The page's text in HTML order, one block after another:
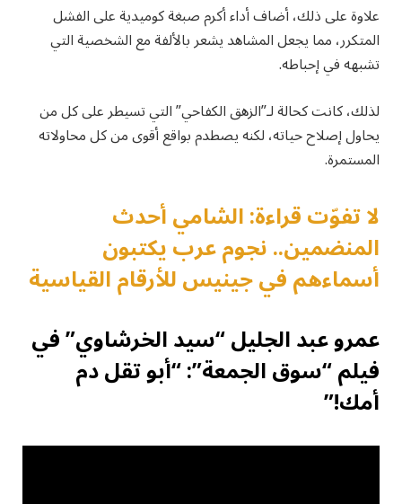
علاوة على ذلك، أضاف أداء أكرم صبغة كوميدية على الفشل
المتكرر، مما يجعل المشاهد يشعر بالألفة مع الشخصية التي
تشبهه في إحباطه.
لذلك، كانت كحالة لـ”الزهق الكفاحي” التي تسيطر على كل من
يحاول إصلاح حياته، لكنه يصطدم بواقع أقوى من كل محاولاته
المستمرة.
لا تفوّت قراءة: الشامي أحدث
المنضمين.. نجوم عرب يكتبون
أسماءهم في جينيس للأرقام القياسية
عمرو عبد الجليل “سيد الخرشاوي” في
فيلم “سوق الجمعة”: “أبو تقل دم
أمك!”